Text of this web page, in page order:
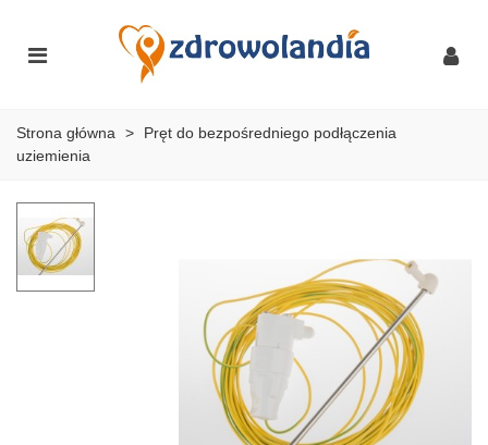
Strona główna >
Pręt do bezpośredniego podłączenia
uziemienia